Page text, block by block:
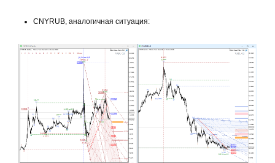
CNYRUB, аналогичная ситуация: